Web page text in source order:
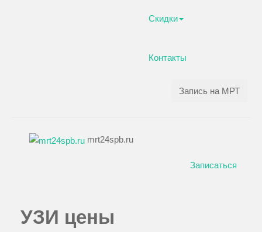
Скидки
Контакты
Запись на МРТ
mrt24spb.ru
Записаться
УЗИ цены